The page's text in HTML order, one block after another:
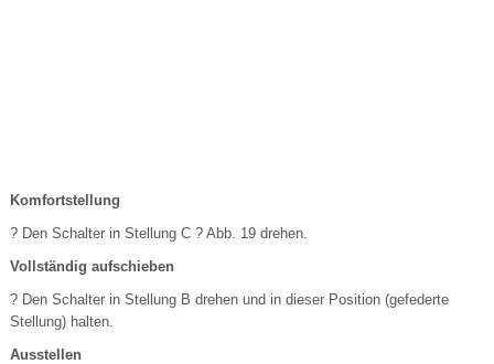
Komfortstellung
? Den Schalter in Stellung C ? Abb. 19 drehen.
Vollständig aufschieben
? Den Schalter in Stellung B drehen und in dieser Position (gefederte
Stellung) halten.
Ausstellen